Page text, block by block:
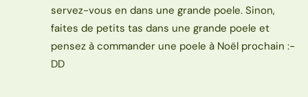
servez-vous en dans une grande poele. Sinon,
faites de petits tas dans une grande poele et
pensez à commander une poele à Noël prochain :-
DD